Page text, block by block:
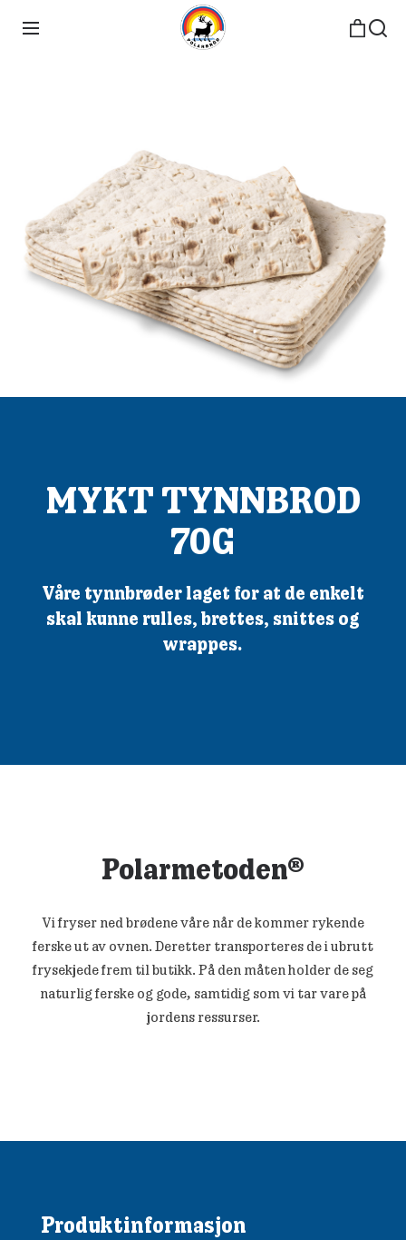
MYKT TYNNBROD
70G
Våre tynnbrøder laget for at de enkelt
skal kunne rulles, brettes, snittes og
wrappes.
Polarmetoden®
Vi fryser ned brødene våre når de kommer rykende
ferske ut av ovnen. Deretter transporteres de i ubrutt
frysekjede frem til butikk. På den måten holder de seg
naturlig ferske og gode, samtidig som vi tar vare på
jordens ressurser.
Produktinformasjon